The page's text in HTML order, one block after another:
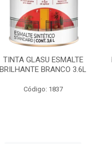
TINTA GLASU ESMALTE
BRILHANTE BRANCO 3.6L
Código: 1837